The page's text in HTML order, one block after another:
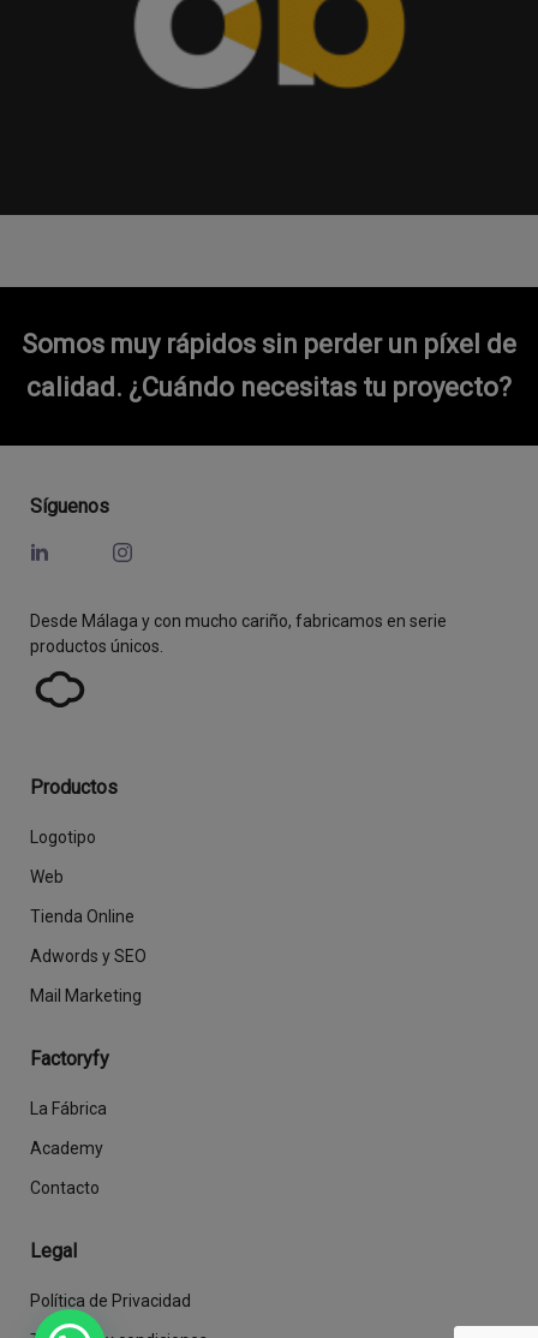
Somos muy rápidos sin perder un píxel de
calidad. ¿Cuándo necesitas tu proyecto?
Síguenos
Desde Málaga y con mucho cariño, fabricamos en serie
productos únicos.
Productos
Logotipo
Web
Tienda Online
Adwords y SEO
Mail Marketing
Factoryfy
La Fábrica
Academy
Contacto
Legal
Política de Privacidad